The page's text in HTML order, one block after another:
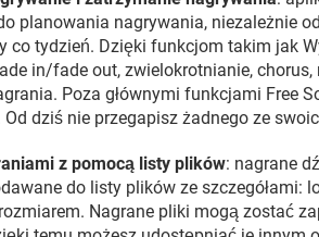
planowania nagrywania, niezależnie
co tydzień. Dzięki funkcjom takim jak
in/fade out, zwielokrotnianie,
Poza głównymi funkcjami Free
dziś nie przegapisz żadnego ze
z pomocą listy plików: nagrane
do listy plików ze szczegółami:
Nagrane pliki mogą zostać